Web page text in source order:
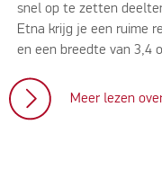
snel op te zetten
Etna krijg je een ruime
en een breedte van 3,4
Meer lezen